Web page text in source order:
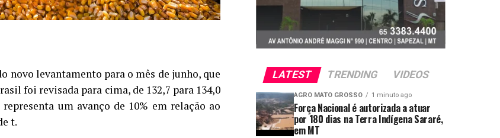
novo levantamento para o mês de junho, que
foi revisada para cima, de 132,7 para 134,0
um avanço de 10% em relação ao
t.
LATEST TRENDING VIDEOS
AGRO MATO GROSSO 1 minuto ago
Força Nacional é autorizada a atuar
por 180 dias na Terra Indígena Sararé,
em MT